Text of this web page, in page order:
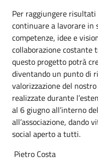
Per raggiungere
continuare a lavorare in
competenze, idee e
collaborazione costante
questo progetto potrà
diventando un punto di
valorizzazione del
realizzate durante
al 6 giugno all’interno
all’associazione, dando
social aperto a tutti.
Pietro Costa